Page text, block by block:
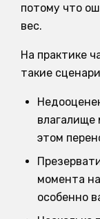
потому что
вес.
На практике
такие
влагалище
этом
момента
особенно